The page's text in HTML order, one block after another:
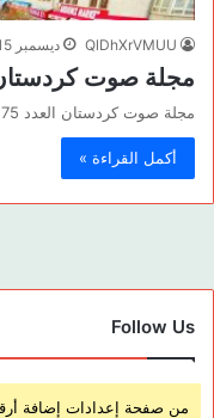
QlDhXrVMUU ديسمبر 15, 2018
مجلة صوت كردستان
مجلة صوت كردستان العدد 75
أكمل القراءة »
Follow Us
من صفحة إعدادات إضافة